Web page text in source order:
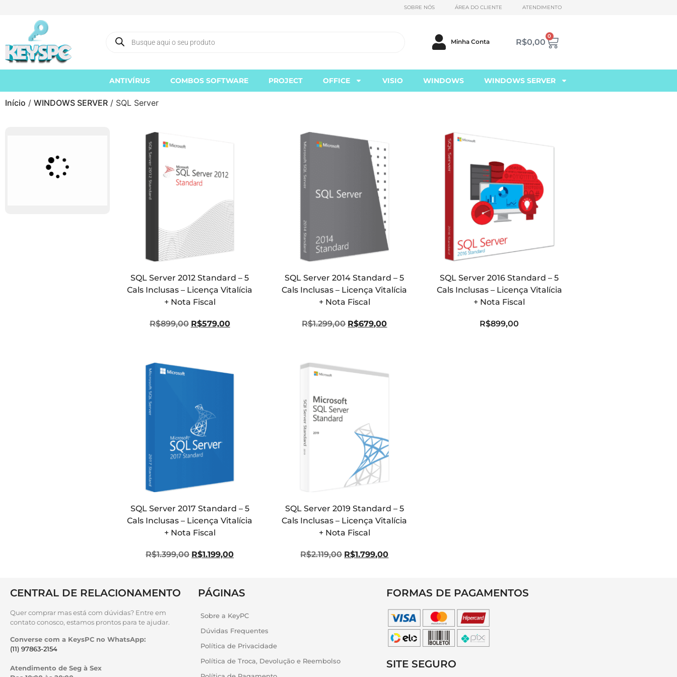
SOBRE NÓS ÁREA DO CLIENTE ATENDIMENTO
Minha Conta R$0,00
0
ANTIVÍRUS COMBOS SOFTWARE PROJECT OFFICE VISIO WINDOWS WINDOWS SERVER
Início / WINDOWS SERVER / SQL Server
SQL Server 2012 Standard – 5
Cals Inclusas – Licença Vitalícia
+ Nota Fiscal
R$899,00 R$579,00
SQL Server 2014 Standard – 5
Cals Inclusas – Licença Vitalícia
+ Nota Fiscal
R$1.299,00 R$679,00
SQL Server 2016 Standard – 5
Cals Inclusas – Licença Vitalícia
+ Nota Fiscal
R$899,00
SQL Server 2017 Standard – 5
Cals Inclusas – Licença Vitalícia
+ Nota Fiscal
R$1.399,00 R$1.199,00
SQL Server 2019 Standard – 5
Cals Inclusas – Licença Vitalícia
+ Nota Fiscal
R$2.119,00 R$1.799,00
CENTRAL DE RELACIONAMENTO
Quer comprar mas está com dúvidas? Entre em
contato conosco, estamos prontos para te ajudar.
Converse com a KeysPC no WhatsApp:
(11) 97863-2154
Atendimento de Seg à Sex
PÁGINAS
Sobre a KeyPC
Dúvidas Frequentes
Política de Privacidade
Política de Troca, Devolução e Reembolso
FORMAS DE PAGAMENTOS
SITE SEGURO